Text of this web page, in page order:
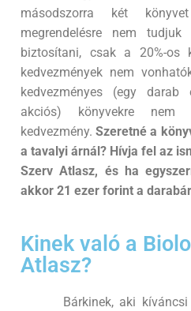
másodszorra két
megrendelésre nem
biztosítani, csak a 20%-os
kedvezmények nem
kedvezményes (egy darab
akciós) könyvekre nem
kedvezmény.Szeretné a
a tavalyi árnál? Hívja fel az
Szerv Atlasz, és ha
akkor 21 ezer forint a
Kinek való a
Atlasz?
Bárkinek, aki kíváncsi